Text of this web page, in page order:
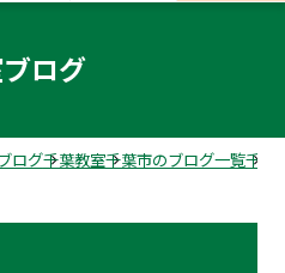
ログ
ログ千葉教室千葉市のブログ一覧千葉